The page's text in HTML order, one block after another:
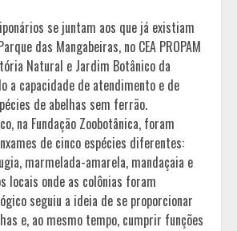
se juntam aos que já existiam
das Mangabeiras, no CEA PROPAM
Natural e Jardim Botânico da
a capacidade de atendimento e de
de abelhas sem ferrão.
na Fundação Zoobotânica, foram
de cinco espécies diferentes:
marmelada-amarela, mandaçaia e
locais onde as colônias foram
seguiu a ideia de se proporcionar
e, ao mesmo tempo, cumprir funções